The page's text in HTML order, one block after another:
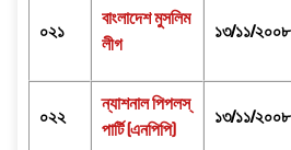
০২১
বাংলাদেশ মুসলিম
লীগ
১৩/১১/২০০৮
০২২
ন্যাশনাল পিপলস্‌
পার্টি (এনপিপি)
১৩/১১/২০০৮